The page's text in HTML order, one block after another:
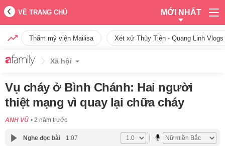
VỀ TRANG CHỦ MỚI NHẤT
Thẩm mỹ viện Mailisa Xét xử Thùy Tiên - Quang Linh
Xã hội
Vụ cháy ở Bình Chánh: Hai người
thiệt mạng vì quay lại chữa cháy
ANH VŨ 2 năm trước
Nghe đọc bài 1:07